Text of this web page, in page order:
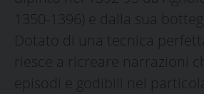
1350-1396) e dalla sua
Dotato di una tecnica
riesce a ricreare narrazioni
episodi e godibili nei